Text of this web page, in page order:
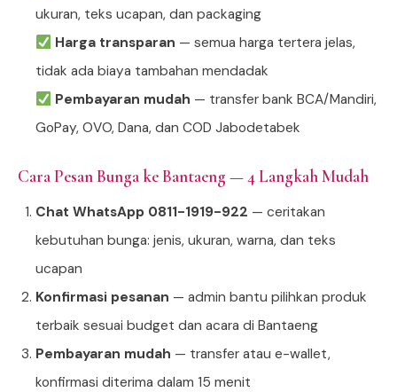
ukuran, teks ucapan, dan packaging
Harga transparan — semua harga tertera jelas,
tidak ada biaya tambahan mendadak
Pembayaran mudah — transfer bank BCA/Mandiri,
GoPay, OVO, Dana, dan COD Jabodetabek
Cara Pesan Bunga ke Bantaeng — 4 Langkah Mudah
Chat WhatsApp 0811-1919-922 — ceritakan
kebutuhan bunga: jenis, ukuran, warna, dan teks
ucapan
Konfirmasi pesanan — admin bantu pilihkan produk
terbaik sesuai budget dan acara di Bantaeng
Pembayaran mudah — transfer atau e-wallet,
konfirmasi diterima dalam 15 menit